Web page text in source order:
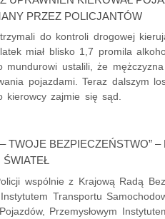
PRZEZ POLICJANTÓW
do kontroli drogowej
miał blisko 1,7 promila
mundurowi ustalili, że
pojazdami. Teraz dalszym
kierowcy zajmie się sąd.
TWOJE BEZPIECZEŃSTWO” –
wspólnie z Krajową Radą
Transportu
Przemysłowym